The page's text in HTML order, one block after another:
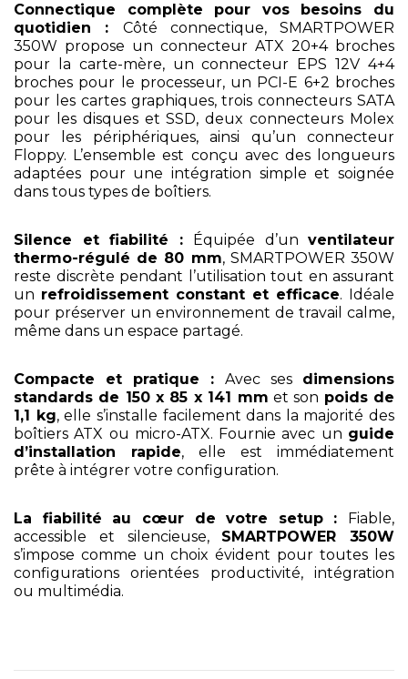
Connectique complète pour vos besoins du
quotidien : Côté connectique, SMARTPOWER
350W propose un connecteur ATX 20+4 broches
pour la carte-mère, un connecteur EPS 12V 4+4
broches pour le processeur, un PCI-E 6+2 broches
pour les cartes graphiques, trois connecteurs SATA
pour les disques et SSD, deux connecteurs Molex
pour les périphériques, ainsi qu’un connecteur
Floppy. L’ensemble est conçu avec des longueurs
adaptées pour une intégration simple et soignée
dans tous types de boîtiers.
Silence et fiabilité : Équipée d’un ventilateur
thermo-régulé de 80 mm, SMARTPOWER 350W
reste discrète pendant l’utilisation tout en assurant
un refroidissement constant et efficace. Idéale
pour préserver un environnement de travail calme,
même dans un espace partagé.
Compacte et pratique : Avec ses dimensions
standards de 150 x 85 x 141 mm et son poids de
1,1 kg, elle s’installe facilement dans la majorité des
boîtiers ATX ou micro-ATX. Fournie avec un guide
d’installation rapide, elle est immédiatement
prête à intégrer votre configuration.
La fiabilité au cœur de votre setup : Fiable,
accessible et silencieuse, SMARTPOWER 350W
s’impose comme un choix évident pour toutes les
configurations orientées productivité, intégration
ou multimédia.